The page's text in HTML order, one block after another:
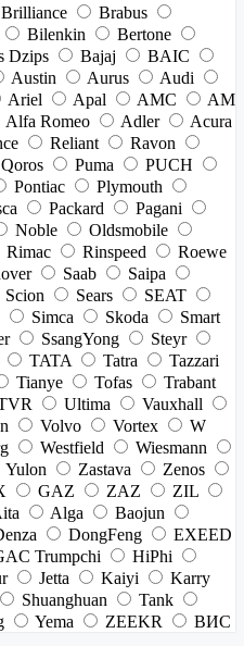
Brilliance
Brabus
Bilenkin
Bertone
Dzips Bajaj
BAIC
Austin Aurus
Audi
Ariel Apal AMC
AM
Alfa Romeo Adler
Acura
Reliant
Ravon
Qoros Puma
PUCH
Pontiac
Plymouth
Packard
Pagani
Noble
Oldsmobile
Rimac Rinspeed
Roewe
Saab
Saipa
Scion Sears
SEAT
Simca Skoda
Smart
SsangYong
Steyr
TATA Tatra
Tazzari
Tianye Tofas
Trabant
Ultima
Vauxhall
Volvo Vortex
W
Westfield
Wiesmann
Yulon Zastava
Zenos
GAZ ZAZ
ZIL
Alga
Baojun
DongFeng
EXEED
Trumpchi
HiPhi
Jetta Kaiyi
Karry
Shuanghuan
Tank
Yema ZEEKR
ВИС